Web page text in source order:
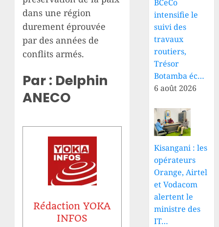
dans une région
durement éprouvée
par des années de
conflits armés.
Par : Delphin
ANECO
Rédaction YOKA
INFOS
BCeCo
intensifie le
suivi des
travaux
routiers,
Trésor
Botamba éc…
6 août 2026
Kisangani : les
opérateurs
Orange, Airtel
et Vodacom
alertent le
ministre des
IT…